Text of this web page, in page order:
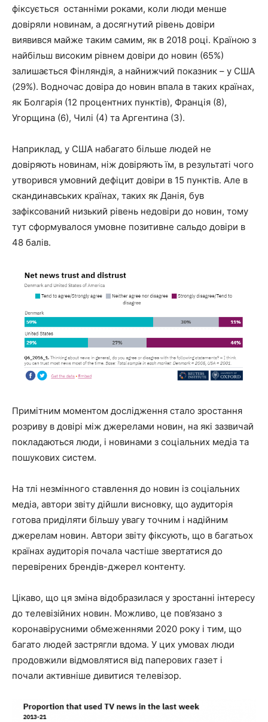
фіксується останніми роками, коли люди менше
довіряли новинам, а досягнутий рівень довіри
виявився майже таким самим, як в 2018 році. Країною з
найбільш високим рівнем довіри до новин (65%)
залишається Фінляндія, а найнижчий показник – у США
(29%). Водночас довіра до новин впала в таких країнах,
як Болгарія (12 процентних пунктів), Франція (8),
Угорщина (6), Чилі (4) та Аргентина (3).
Наприклад, у США набагато більше людей не
довіряють новинам, ніж довіряють їм, в результаті чого
утворився умовний дефіцит довіри в 15 пунктів. Але в
скандинавських країнах, таких як Данія, був
зафіксований низький рівень недовіри до новин, тому
тут сформувалося умовне позитивне сальдо довіри в
48 балів.
Примітним моментом дослідження стало зростання
розриву в довірі між джерелами новин, на які зазвичай
покладаються люди, і новинами з соціальних медіа та
пошукових систем.
На тлі незмінного ставлення до новин із соціальних
медіа, автори звіту дійшли висновку, що аудиторія
готова приділяти більшу увагу точним і надійним
джерелам новин. Автори звіту фіксують, що в багатьох
країнах аудиторія почала частіше звертатися до
перевірених брендів-джерел контенту.
Цікаво, що ця зміна відобразилася у зростанні інтересу
до телевізійних новин. Можливо, це пов’язано з
коронавірусними обмеженнями 2020 року і тим, що
багато людей застрягли вдома. У цих умовах люди
продовжили відмовлятися від паперових газет і
почали активніше дивитися телевізор.